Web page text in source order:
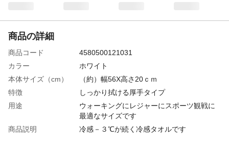
商品の詳細
商品コード
4580500121031
カラー
ホワイト
本体サイズ（cm）
（約）幅56X高さ20ｃｍ
特徴
しっかり拭ける厚手タイプ
用途
ウォーキングにレジャーにスポーツ観戦に
最適なサイズです
商品説明
冷感－３℃が続く冷感タオルです